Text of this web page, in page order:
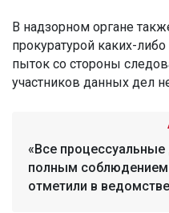
В надзорном органе
прокуратурой каких-
пыток со стороны
участников данных дел
«Все процессуальные
полным
отметили в